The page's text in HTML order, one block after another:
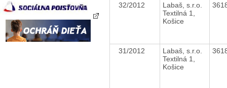
32/2012
Labaš, s.r.o.
Textilná 1,
Košice
31/2012
Labaš, s.r.o.
Textilná 1,
Košice